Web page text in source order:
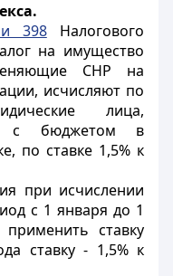
398Налогового
на имущество
СНР на
исчисляют по
лица,
с бюджетом в
по ставке 1,5% к
при исчислении
с 1 января до 1
ставку
ставку - 1,5% к